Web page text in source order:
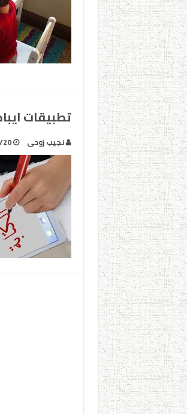
تطبيقات
نجيب زوحى